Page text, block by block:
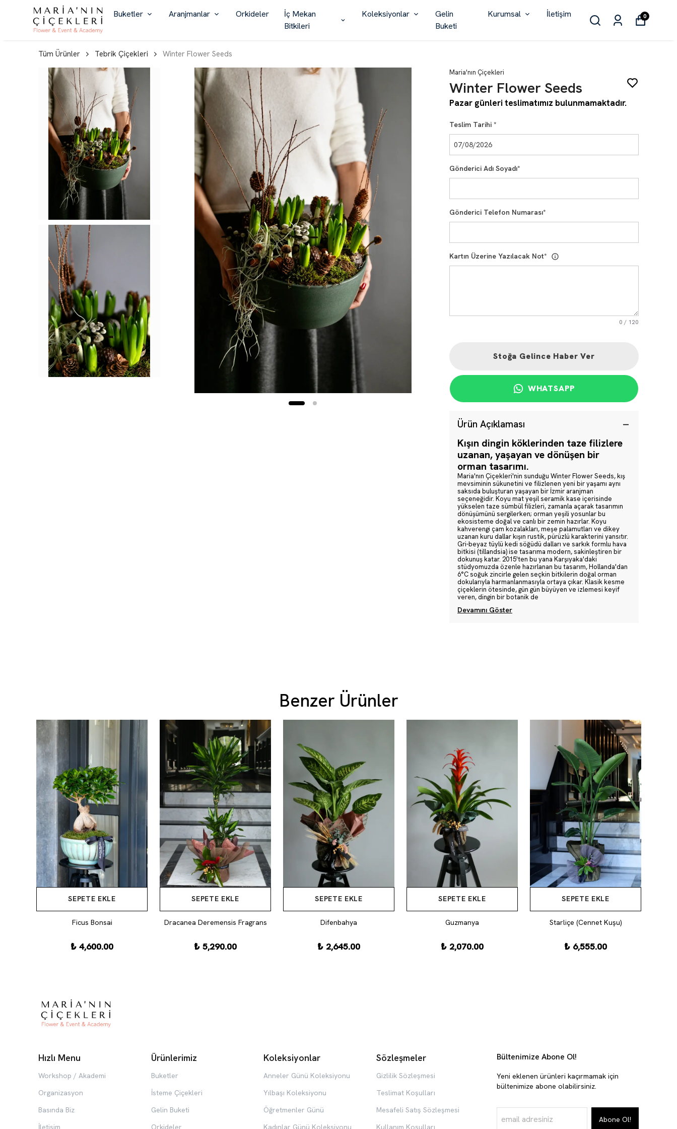
Buketler Aranjmanlar Orkideler
İç Mekan
Bitkileri
Koleksiyonlar
Gelin
Buketi
Kurumsal İletişim 0
Tüm Ürünler Tebrik Çiçekleri Winter Flower Seeds
Maria'nın Çiçekleri
Winter Flower Seeds
Pazar günleri teslimatımız bulunmamaktadır.
Teslim Tarihi *
Gönderici Adı Soyadı*
Gönderici Telefon Numarası*
Kartın Üzerine Yazılacak Not*
0 / 120
Stoğa Gelince Haber Ver
WHATSAPP
Ürün Açıklaması
Kışın dingin köklerinden taze filizlere
uzanan, yaşayan ve dönüşen bir
orman tasarımı.
Maria'nın Çiçekleri'nin sunduğu Winter Flower Seeds, kış
mevsiminin sükunetini ve filizlenen yeni bir yaşamı aynı
saksıda buluşturan yaşayan bir İzmir aranjman
seçeneğidir. Koyu mat yeşil seramik kase içerisinde
yükselen taze sümbül filizleri, zamanla açarak tasarımın
dönüşümünü sergilerken; orman yeşili yosunlar bu
ekosisteme doğal ve canlı bir zemin hazırlar. Koyu
kahverengi çam kozalakları, meşe palamutları ve dikey
uzanan kuru dallar kışın rustik, pürüzlü karakterini yansıtır.
Gri-beyaz tüylü kedi söğüdü dalları ve sarkık formlu hava
bitkisi (tillandsia) ise tasarıma modern, sakinleştiren bir
dokunuş katar. 2015'ten bu yana Karşıyaka'daki
stüdyomuzda özenle hazırlanan bu tasarım, Hollanda'dan
6°C soğuk zincirle gelen seçkin bitkilerin doğal orman
dokularıyla harmanlanmasıyla ortaya çıkar. Klasik kesme
çiçeklerin ötesinde, gün gün büyüyen ve izlemesi keyif
veren, dingin bir botanik de
Devamını Göster
Benzer Ürünler
SEPETE EKLE
Ficus Bonsai
₺ 4,600.00
SEPETE EKLE
Dracanea Deremensis Fragrans
₺ 5,290.00
SEPETE EKLE
Difenbahya
₺ 2,645.00
SEPETE EKLE
Guzmanya
₺ 2,070.00
SEPETE EKLE
Starliçe (Cennet Kuşu)
₺ 6,555.00
Hızlı Menu
Workshop / Akademi
Organizasyon
Basında Biz
İletişim
Ürünlerimiz
Buketler
İsteme Çiçekleri
Gelin Buketi
Orkideler
Koleksiyonlar
Anneler Günü Koleksiyonu
Yılbaşı Koleksiyonu
Öğretmenler Günü
Kadınlar Günü Koleksiyonu
Sözleşmeler
Gizlilik Sözleşmesi
Teslimat Koşulları
Mesafeli Satış Sözleşmesi
Kullanım Koşulları
Bültenimize Abone Ol!
Yeni eklenen ürünleri kaçırmamak için
bültenimize abone olabilirsiniz.
Abone Ol!